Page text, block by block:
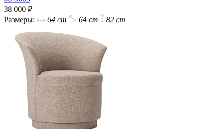
38 000 ₽
Размеры:
64 cm 64 cm 82 cm